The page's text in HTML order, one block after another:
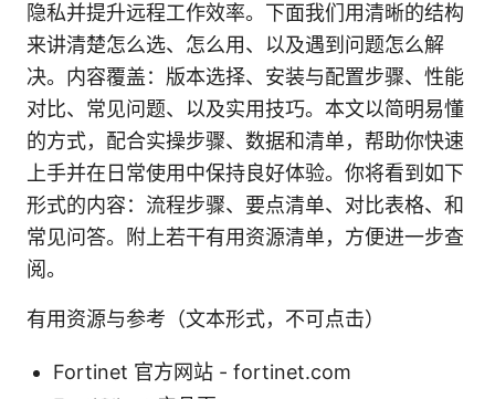
隐私并提升远程工作效率。下面我们用清晰的结构
来讲清楚怎么选、怎么用、以及遇到问题怎么解
决。内容覆盖：版本选择、安装与配置步骤、性能
对比、常见问题、以及实用技巧。本文以简明易懂
的方式，配合实操步骤、数据和清单，帮助你快速
上手并在日常使用中保持良好体验。你将看到如下
形式的内容：流程步骤、要点清单、对比表格、和
常见问答。附上若干有用资源清单，方便进一步查
阅。
有用资源与参考（文本形式，不可点击）
Fortinet 官方网站 - fortinet.com